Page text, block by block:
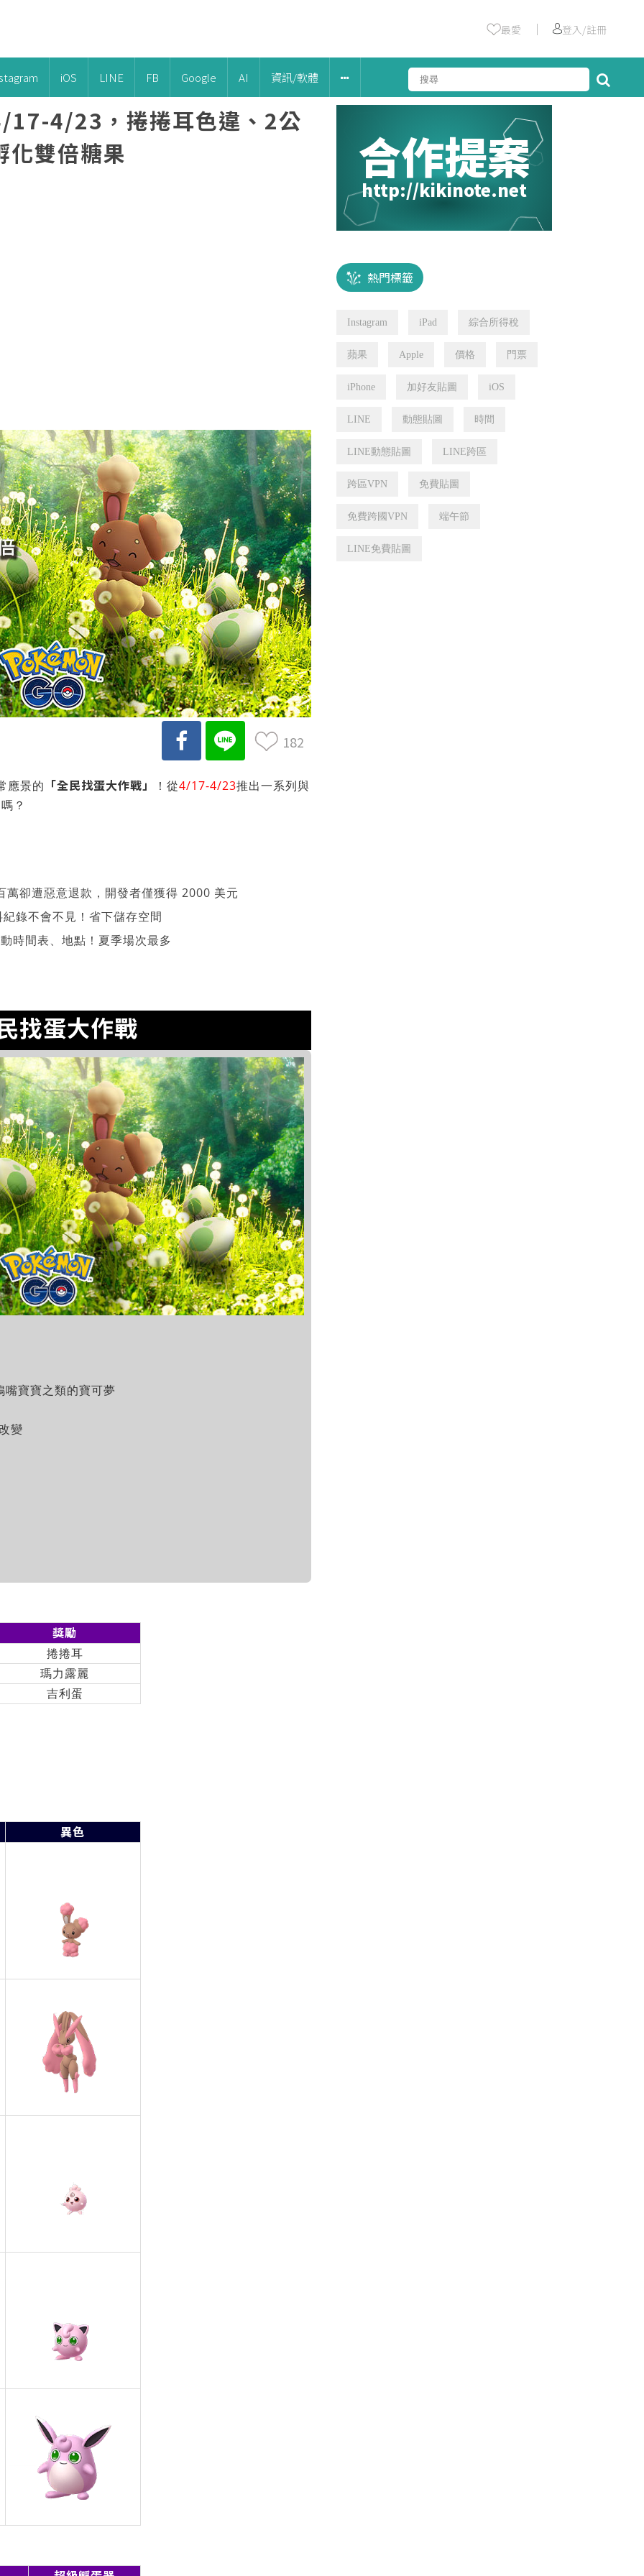
最愛 ｜ 登入/註冊
iOS LINE FB Google AI 資訊/軟體
合作提案
http://kikinote.net
熱門標籤
Instagram iPad 綜合所得稅
蘋果 Apple 價格 門票
iPhone 加好友貼圖 iOS
LINE 動態貼圖 時間
LINE動態貼圖 LINE跨區
跨區VPN 免費貼圖
免費跨國VPN 端午節
LINE免費貼圖
17-4/23，捲捲耳色違、2公
化雙倍糖果
182
應景的 「全民找蛋大作戰」 ！從4/17-4/23推出一系列與
？
卻遭惡意退款，開發者僅獲得 2000 美元
錄不會不見！省下儲存空間
時間表、地點！夏季場次最多
找蛋大作戰
寶寶之類的寶可夢
變
獎勵
捲捲耳
瑪力露麗
吉利蛋
異色